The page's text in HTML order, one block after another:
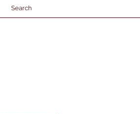
Search